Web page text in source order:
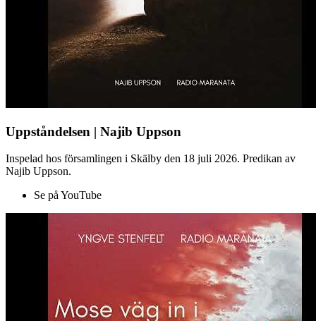
Uppståndelsen | Najib Uppson
Inspelad hos församlingen i Skälby den 18 juli 2026. Predikan av
Najib Uppson.
Se på YouTube